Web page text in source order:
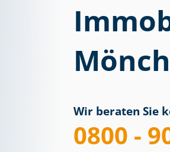
Wir beraten Sie
0800 -